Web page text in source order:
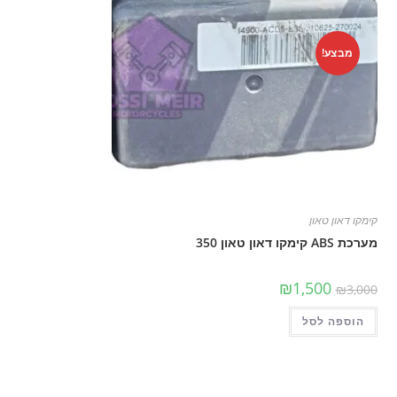
מבצע!
קימקו דאון טאון
מערכת ABS קימקו דאון טאון 350
₪3,000 המחיר
המקורי
היה:
₪3,000.
₪1,500 המחיר
הנוכחי
הוא:
הוספה לסל